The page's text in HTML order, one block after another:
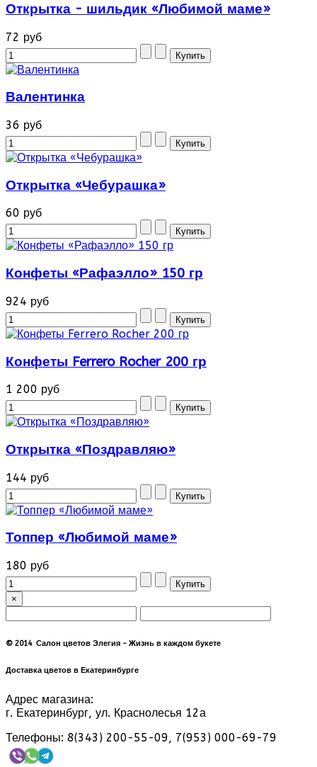
Открытка - шильдик «Любимой маме»
72 руб
Валентинка
36 руб
Открытка «Чебурашка»
60 руб
Конфеты «Рафаэлло» 150 гр
924 руб
Конфеты Ferrero Rocher 200 гр
1 200 руб
Открытка «Поздравляю»
144 руб
Топпер «Любимой маме»
180 руб
×
© 2014 Салон цветов Элегия - Жизнь в каждом букете
Доставка цветов в Екатеринбурге
Адрес магазина:
г. Екатеринбург, ул. Краснолесья 12а
Телефоны: 8(343) 200-55-09, 7(953) 000-69-79